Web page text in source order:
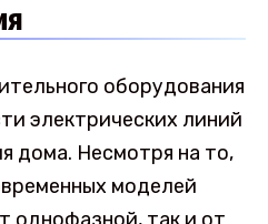
оборудования
электрических линий
дома. Несмотря на то,
моделей